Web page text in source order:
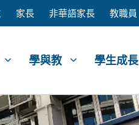
家長 非華語家長 教職員
學與教 學生成長